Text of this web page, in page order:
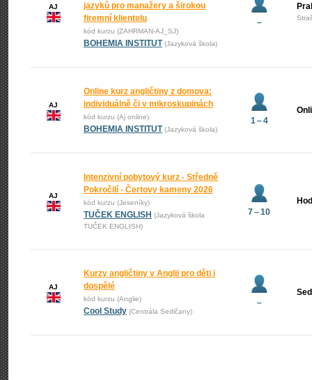
AJ
jazyků pro manažery a širokou
firemní klientelu
kód kurzu (ZAHRMAN-AJ_SJ)
BOHEMIA INSTITUT (Jazyková škola)
–
AJ
Online kurz angličtiny z domova:
individuálně či v mikroskupinách
kód kurzu (Aj online)
BOHEMIA INSTITUT (Jazyková škola)
1 – 4
AJ
Intenzivní pobytový kurz - Středně
Pokročilí - Čertovy kameny 2026
kód kurzu (Jeseníky)
TUČEK ENGLISH (Jazyková škola
TUČEK ENGLISH)
7 – 10
AJ
Kurzy angličtiny v Anglii pro děti i
dospělé
kód kurzu (Anglie)
Cool Study (Centrála Sedlčany)
–